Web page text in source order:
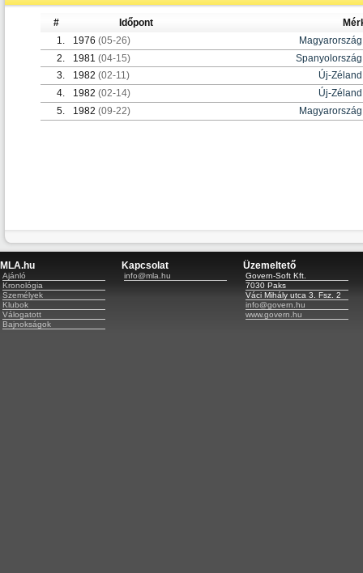
# Időpont
1.
1976 (05-26)
Magyarország
2.
1981 (04-15)
Spanyolország
3.
1982 (02-11)
Új-Zéland
4.
1982 (02-14)
Új-Zéland
5.
1982 (09-22) Magyarország
MLA.hu
Ajánló
Kronológia
Személyek
Klubok
Válogatott
Bajnokságok
Kapcsolat
info@mla.hu
Üzemeltető
Govern-Soft Kft.
7030 Paks
Váci Mihály utca 3. Fsz. 2
info@govern.hu
www.govern.hu